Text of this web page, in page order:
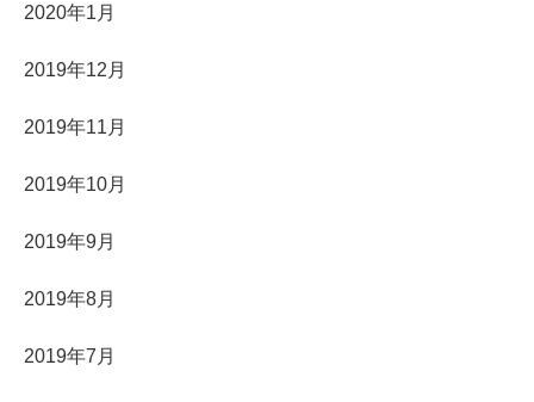
2020年1月
2019年12月
2019年11月
2019年10月
2019年9月
2019年8月
2019年7月